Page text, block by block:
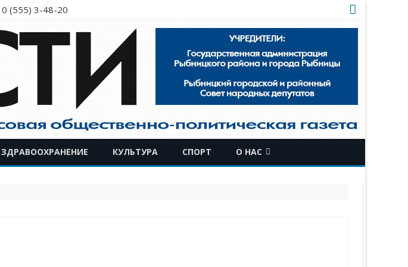
0 (555) 3-48-20
к
содержимому
ЗДРАВООХРАНЕНИЕ КУЛЬТУРА СПОРТ О НАС